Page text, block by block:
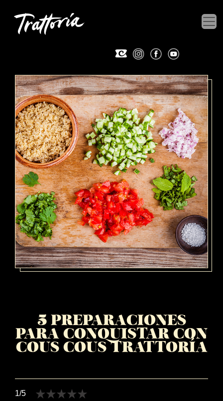
5 PREPARACIONES
PARA CONQUISTAR CON
COUS COUS TRATTORÍA
1/5